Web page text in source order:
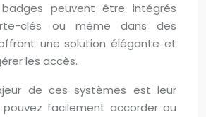
peuvent être intégrés
clés ou même dans des
une solution élégante et
les accès.
de ces systèmes est leur
pouvez facilement accorder ou